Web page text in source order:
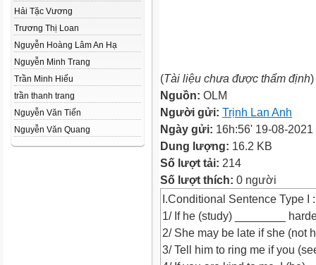
Hải Tặc Vương
Trương Thị Loan
Nguyễn Hoàng Lâm An Hạ
Nguyễn Minh Trang
Trần Minh Hiếu
trần thanh trang
Nguyễn Văn Tiến
Nguyễn Văn Quang
(Tài liệu chưa được thẩm định)
Nguồn: OLM
Người gửi: Trịnh Lan Anh
Ngày gửi: 16h:56' 19-08-2021
Dung lượng: 16.2 KB
Số lượt tải: 214
Số lượt thích: 0 người
I.Conditional Sentence Type I :
1/ If he (study) ________
2/ She may be late if she (not
3/ Tell him to ring me if you